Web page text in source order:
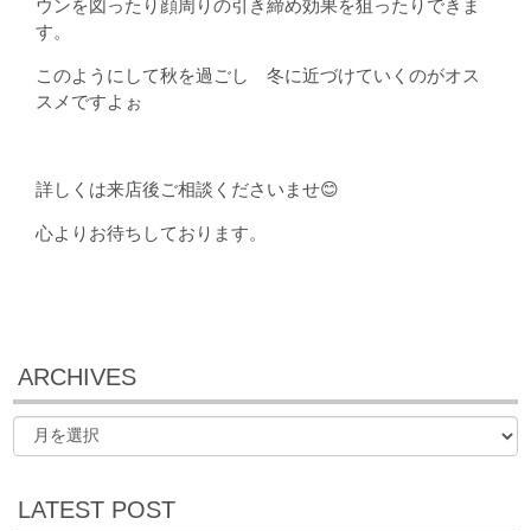
ウンを図ったり顔周りの引き締め効果を狙ったりできま
す。
このようにして秋を過ごし 冬に近づけていくのがオス
スメですよぉ
詳しくは来店後ご相談くださいませ😊
心よりお待ちしております。
ARCHIVES
LATEST POST